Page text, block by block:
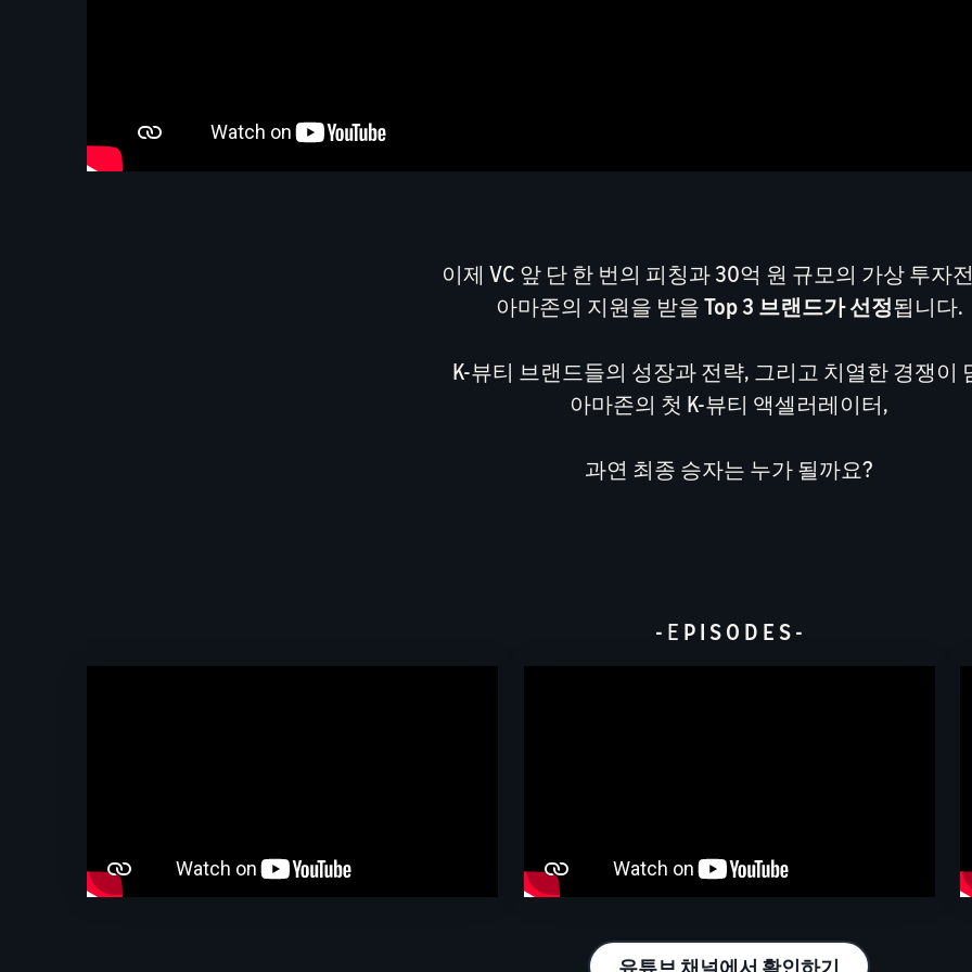
이제 VC 앞 단 한 번의 피칭과 30억 원 규모의 가상 투자
아마존의 지원을 받을 Top 3 브랜드가 선정됩니다.
K-뷰티 브랜드들의 성장과 전략, 그리고 치열한 경쟁이
아마존의 첫 K-뷰티 액셀러레이터,
과연 최종 승자는 누가 될까요?
- E P I S O D E S -
유튜브 채널에서 확인하기